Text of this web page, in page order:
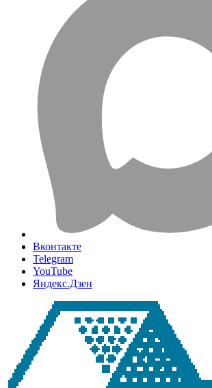
Вконтакте
Telegram
YouTube
Яндекс.Дзен